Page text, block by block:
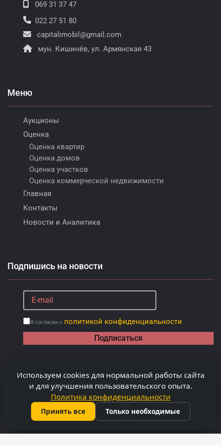
Используем cookies для нормальной работы сайта
и для улучшения пользовательского опыта.
Политика конфиденциальности
Принять все Только необходимые
069 31 37 47
022 27 51 80
capitalimobil@gmail.com
мун. Кишинёв, ул. Армянская 43
Меню
Аукционы
Оценка
Оценка квартир
Оценка домов
Оценка участков
Оценка коммерческой недвижимости
Главная
Контакты
Новости и Аналитика
Подпишись на новости
Я согласен с политикой конфиденциальности
Подписаться
Copyright "Capitalimobil" SRL